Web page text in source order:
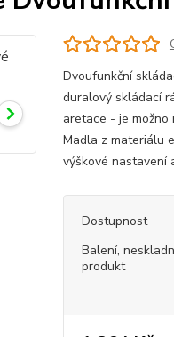
Dvoufunkční
duralový skládací
aretace - je možno
Madla z materiálu
výškové nastavení
Dostupnost
Balení,
produkt